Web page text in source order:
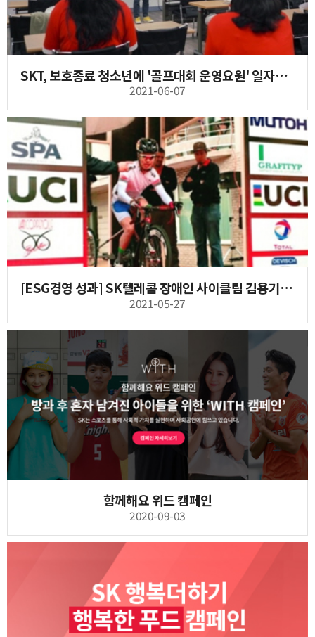
SKT, 보호종료 청소년에 '골프대회 운영요원' 일자리 제공
2021-06-07
[ESG경영 성과] SK텔레콤 장애인 사이클팀 김용기, 도쿄패럴림픽 출전
2021-05-27
함께해요 위드 캠페인
2020-09-03